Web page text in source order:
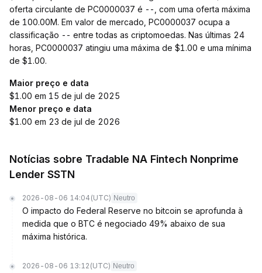
oferta circulante de PC0000037 é --, com uma oferta máxima
de 100.00M. Em valor de mercado, PC0000037 ocupa a
classificação -- entre todas as criptomoedas. Nas últimas 24
horas, PC0000037 atingiu uma máxima de $1.00 e uma mínima
de $1.00.
Maior preço e data
$1.00 em 15 de jul de 2025
Menor preço e data
$1.00 em 23 de jul de 2026
Notícias sobre Tradable NA Fintech Nonprime
Lender SSTN
2026-08-06 14:04 (UTC) Neutro
O impacto do Federal Reserve no bitcoin se aprofunda à
medida que o BTC é negociado 49% abaixo de sua
máxima histórica.
2026-08-06 13:12 (UTC) Neutro